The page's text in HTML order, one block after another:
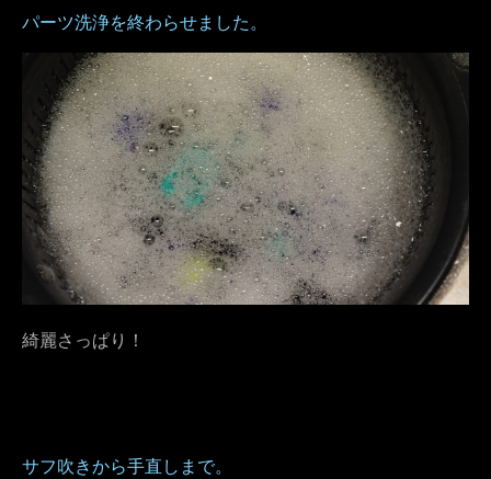
パーツ洗浄を終わらせました。
綺麗さっぱり！
サフ吹きから手直しまで。